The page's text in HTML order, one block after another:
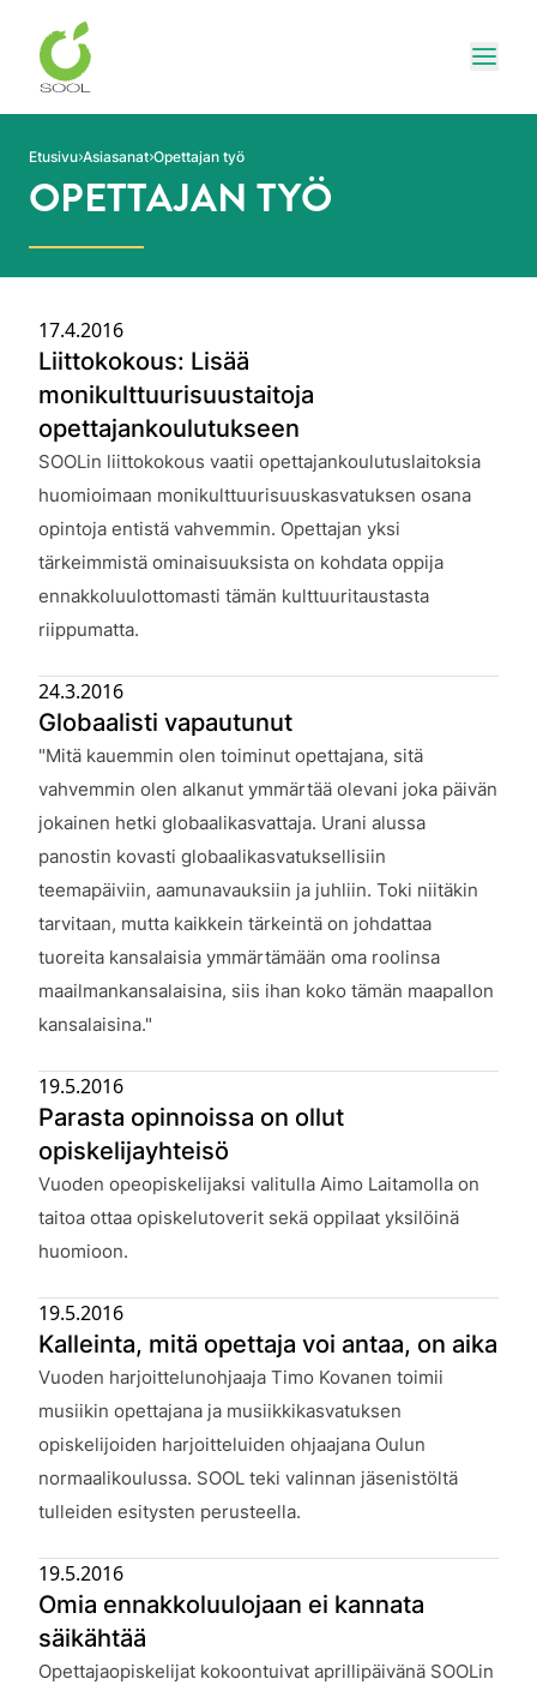
Siirry sivun sisältöön
Etusivu Asiasanat Opettajan työ
OPETTAJAN TYÖ
Liittokokous: Lisää
monikulttuurisuustaitoja
opettajankoulutukseen
Julkaistu:
17.4.2016
SOOLin liittokokous vaatii opettajankoulutuslaitoksia
huomioimaan monikulttuurisuuskasvatuksen osana
opintoja entistä vahvemmin. Opettajan yksi
tärkeimmistä ominaisuuksista on kohdata oppija
ennakkoluulottomasti tämän kulttuuritaustasta
riippumatta.
Globaalisti vapautunut
Julkaistu:
24.3.2016
"Mitä kauemmin olen toiminut opettajana, sitä
vahvemmin olen alkanut ymmärtää olevani joka päivän
jokainen hetki globaalikasvattaja. Urani alussa
panostin kovasti globaalikasvatuksellisiin
teemapäiviin, aamunavauksiin ja juhliin. Toki niitäkin
tarvitaan, mutta kaikkein tärkeintä on johdattaa
tuoreita kansalaisia ymmärtämään oma roolinsa
maailmankansalaisina, siis ihan koko tämän maapallon
kansalaisina."
Parasta opinnoissa on ollut
opiskelijayhteisö
Julkaistu:
19.5.2016
Vuoden opeopiskelijaksi valitulla Aimo Laitamolla on
taitoa ottaa opiskelutoverit sekä oppilaat yksilöinä
huomioon.
Kalleinta, mitä opettaja voi antaa, on aika
Julkaistu:
19.5.2016
Vuoden harjoittelunohjaaja Timo Kovanen toimii
musiikin opettajana ja musiikkikasvatuksen
opiskelijoiden harjoitteluiden ohjaajana Oulun
normaalikoulussa. SOOL teki valinnan jäsenistöltä
tulleiden esitysten perusteella.
Omia ennakkoluulojaan ei kannata
säikähtää
Julkaistu:
19.5.2016
Opettajaopiskelijat kokoontuivat aprillipäivänä SOOLin